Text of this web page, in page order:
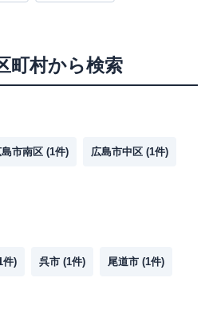
町村から検索
島市南区 (1件) 広島市中区 (1件)
件) 呉市 (1件) 尾道市 (1件)